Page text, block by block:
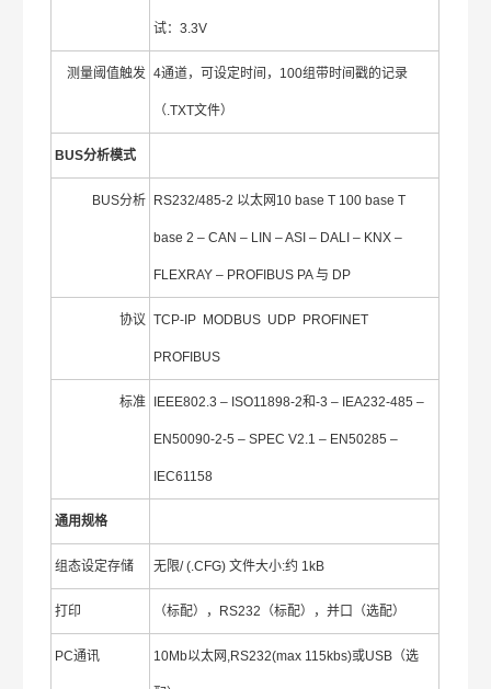
试：3.3V
测量阈值触发 4通道，可设定时间，100组带时间戳的记录
（.TXT文件）
BUS分析模式
BUS分析 RS232/485-2 以太网10 base T 100 base T
base 2 – CAN – LIN – ASI – DALI – KNX –
FLEXRAY – PROFIBUS PA 与 DP
协议 TCP-IP MODBUS UDP PROFINET
PROFIBUS
标准 IEEE802.3 – ISO11898-2和-3 – IEA232-485 –
EN50090-2-5 – SPEC V2.1 – EN50285 –
IEC61158
通用规格
组态设定存储 无限/ (.CFG) 文件大小:约 1kB
打印 （标配），RS232（标配），并口（选配）
PC通讯 10Mb以太网,RS232(max 115kbs)或USB（选